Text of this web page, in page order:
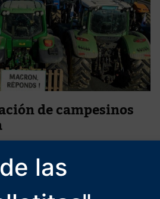
las
de campesinos
vez se han hartado de verdad y se
bloqueándolas con sus